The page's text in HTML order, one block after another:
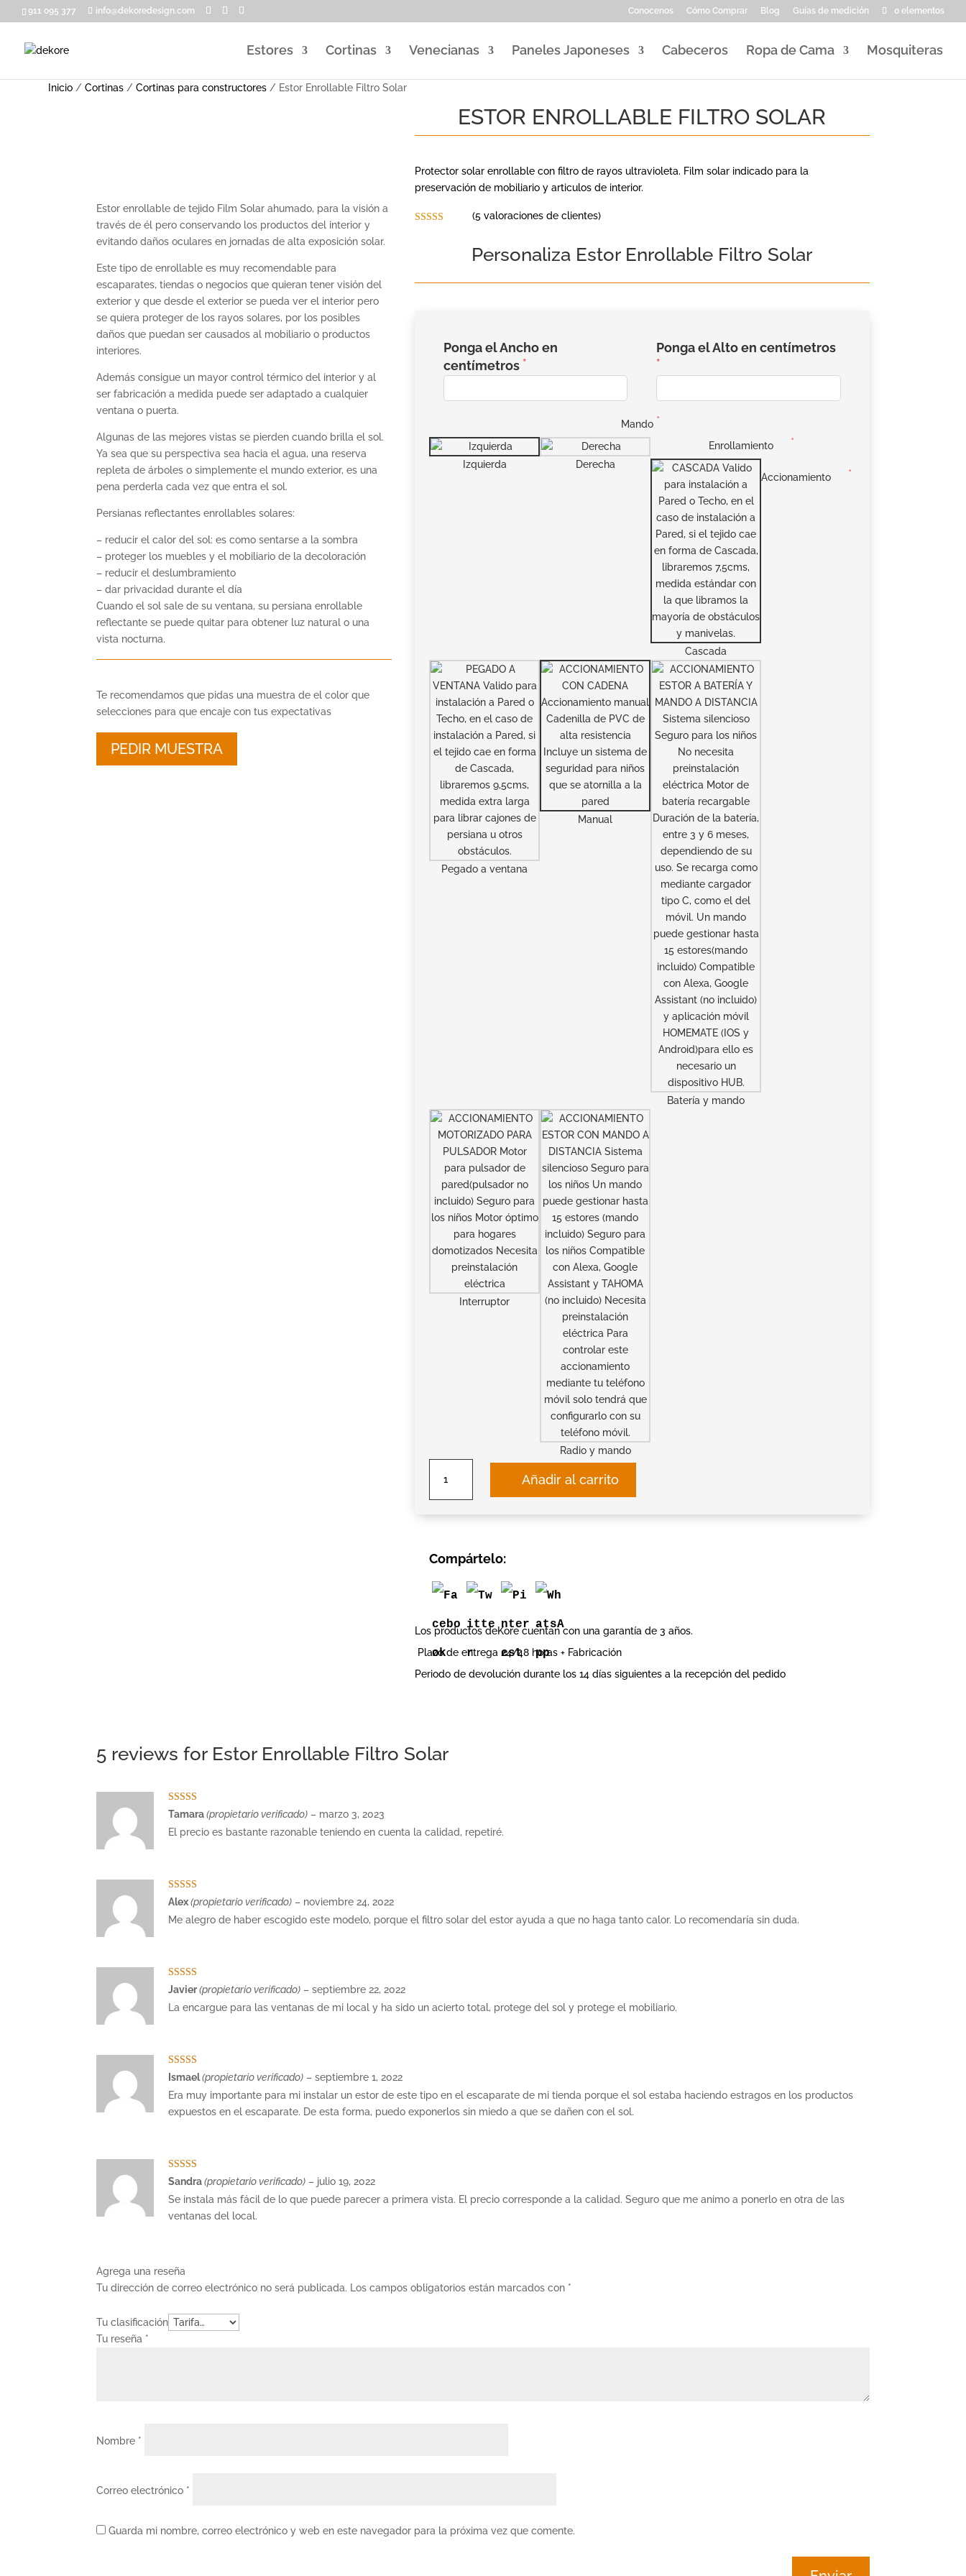
911 095 377 info@dekoredesign.com Conocenos Cómo Comprar Blog Guías de medición 0 elementos
Estores Cortinas Venecianas Paneles Japoneses Cabeceros Ropa de Cama Mosquiteras
Inicio /Cortinas /Cortinas para constructores / Estor Enrollable Filtro Solar
Estor enrollable de tejido Film Solar ahumado, para la visión a
través de él pero conservando los productos del interior y
evitando daños oculares en jornadas de alta exposición solar.
Este tipo de enrollable es muy recomendable para
escaparates, tiendas o negocios que quieran tener visión del
exterior y que desde el exterior se pueda ver el interior pero
se quiera proteger de los rayos solares, por los posibles
daños que puedan ser causados al mobiliario o productos
interiores.
Además consigue un mayor control térmico del interior y al
ser fabricación a medida puede ser adaptado a cualquier
ventana o puerta.
Algunas de las mejores vistas se pierden cuando brilla el sol.
Ya sea que su perspectiva sea hacia el agua, una reserva
repleta de árboles o simplemente el mundo exterior, es una
pena perderla cada vez que entra el sol.
Persianas reflectantes enrollables solares:
– reducir el calor del sol: es como sentarse a la sombra
– proteger los muebles y el mobiliario de la decoloración
– reducir el deslumbramiento
– dar privacidad durante el día
Cuando el sol sale de su ventana, su persiana enrollable
reflectante se puede quitar para obtener luz natural o una
vista nocturna.
Te recomendamos que pidas una muestra de el color que
selecciones para que encaje con tus expectativas
PEDIR MUESTRA
ESTOR ENROLLABLE FILTRO SOLAR
Protector solar enrollable con filtro de rayos ultravioleta. Film solar indicado para la
preservación de mobiliario y articulos de interior.
(5valoraciones de clientes)
Personaliza Estor Enrollable Filtro Solar
Ponga el Ancho en
centímetros
Ponga el Alto en centímetros
Mando
Izquierda Derecha
Enrollamiento
Cascada
Pegado a ventana
Accionamiento
Manual
Batería y mando
Interruptor
Radio y mando
Enrollable
Filtro
Añadir al carrito
Compártelo:
Los productos deKore cuentan con una garantía de 3 años.
Plazo de entrega 24/48 horas + Fabricación
Periodo de devolución durante los 14 días siguientes a la recepción del pedido
5 reviews for Estor Enrollable Filtro Solar
Valorado con
Tamara(propietario verificado) – marzo 3, 2023
El precio es bastante razonable teniendo en cuenta la calidad, repetiré.
Valorado con
de 5
Alex(propietario verificado) – noviembre 24, 2022
Me alegro de haber escogido este modelo, porque el filtro solar del estor ayuda a que no haga tanto calor. Lo recomendaría sin duda.
Valorado con
Javier(propietario verificado) – septiembre 22, 2022
La encargue para las ventanas de mi local y ha sido un acierto total, protege del sol y protege el mobiliario.
Valorado con
Ismael(propietario verificado) – septiembre 1, 2022
Era muy importante para mi instalar un estor de este tipo en el escaparate de mi tienda porque el sol estaba haciendo estragos en los productos
expuestos en el escaparate. De esta forma, puedo exponerlos sin miedo a que se dañen con el sol.
Valorado con
Sandra(propietario verificado) – julio 19, 2022
Se instala más fácil de lo que puede parecer a primera vista. El precio corresponde a la calidad. Seguro que me animo a ponerlo en otra de las
ventanas del local.
Agrega una reseña
Tu dirección de correo electrónico no será publicada.
Los campos obligatorios están marcados con *
Tu clasificación
Tu reseña *
Nombre *
Correo electrónico *
Guarda mi nombre, correo electrónico y web en este navegador para la próxima vez que comente.